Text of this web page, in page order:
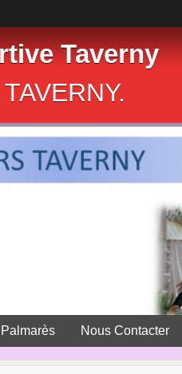
Taverny
Palmarès Nous Contacter